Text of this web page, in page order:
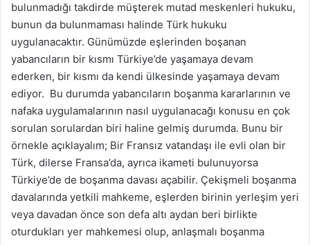
bulunmadığı takdirde müşterek mutad meskenleri hukuku,
bunun da bulunmaması halinde Türk hukuku
uygulanacaktır. Günümüzde eşlerinden boşanan
yabancıların bir kısmı Türkiye’de yaşamaya devam
ederken, bir kısmı da kendi ülkesinde yaşamaya devam
ediyor. Bu durumda yabancıların boşanma kararlarının ve
nafaka uygulamalarının nasıl uygulanacağı konusu en çok
sorulan sorulardan biri haline gelmiş durumda. Bunu bir
örnekle açıklayalım; Bir Fransız vatandaşı ile evli olan bir
Türk, dilerse Fransa’da, ayrıca ikameti bulunuyorsa
Türkiye’de de boşanma davası açabilir. Çekişmeli boşanma
davalarında yetkili mahkeme, eşlerden birinin yerleşim yeri
veya davadan önce son defa altı aydan beri birlikte
oturdukları yer mahkemesi olup, anlaşmalı boşanma